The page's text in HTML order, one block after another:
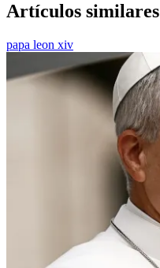
Artículos similares
papa leon xiv